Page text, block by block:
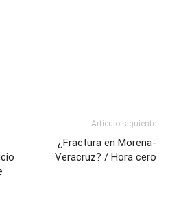
Artículo siguiente
¿Fractura en Morena-
Veracruz? / Hora cero